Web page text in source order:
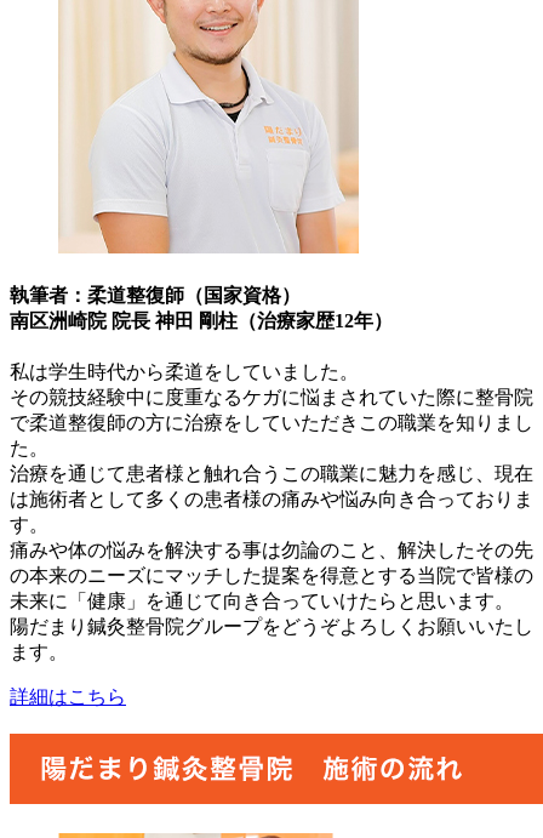
執筆者：柔道整復師（国家資格）
南区洲崎院 院長 神田 剛柱（治療家歴12年）
私は学生時代から柔道をしていました。
その競技経験中に度重なるケガに悩まされていた際に整骨院
で柔道整復師の方に治療をしていただきこの職業を知りまし
た。
治療を通じて患者様と触れ合うこの職業に魅力を感じ、現在
は施術者として多くの患者様の痛みや悩み向き合っておりま
す。
痛みや体の悩みを解決する事は勿論のこと、解決したその先
の本来のニーズにマッチした提案を得意とする当院で皆様の
未来に「健康」を通じて向き合っていけたらと思います。
陽だまり鍼灸整骨院グループをどうぞよろしくお願いいたし
ます。
詳細はこちら